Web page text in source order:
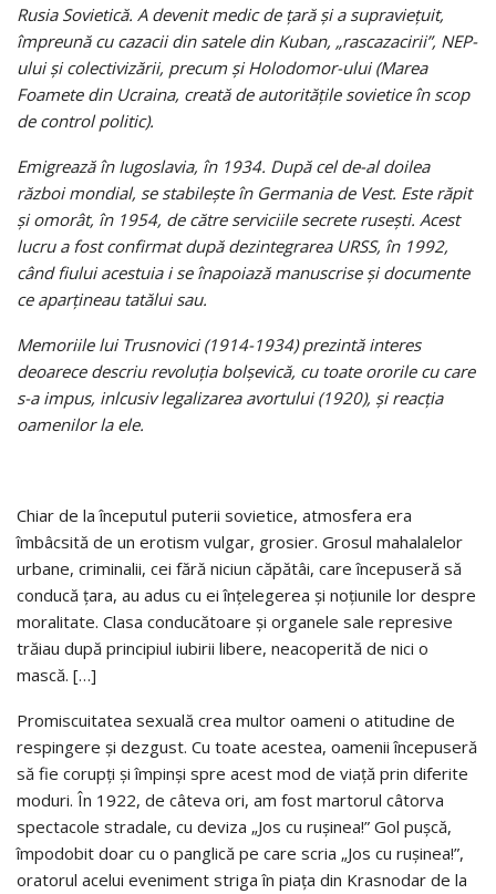
Rusia Sovietică. A devenit medic de țară și a supraviețuit,
împreună cu cazacii din satele din Kuban, „rascazacirii”, NEP-
ului și colectivizării, precum și Holodomor-ului (Marea
Foamete din Ucraina, creată de autoritățile sovietice în scop
de control politic).
Emigrează în Iugoslavia, în 1934. După cel de-al doilea
război mondial, se stabilește în Germania de Vest. Este răpit
și omorât, în 1954, de către serviciile secrete rusești. Acest
lucru a fost confirmat după dezintegrarea URSS, în 1992,
când fiului acestuia i se înapoiază manuscrise și documente
ce aparțineau tatălui sau.
Memoriile lui Trusnovici (1914-1934) prezintă interes
deoarece descriu revoluția bolșevică, cu toate ororile cu care
s-a impus, inlcusiv legalizarea avortului (1920), și reacția
oamenilor la ele.
Chiar de la începutul puterii sovietice, atmosfera era
îmbâcsită de un erotism vulgar, grosier. Grosul mahalalelor
urbane, criminalii, cei fără niciun căpătâi, care începuseră să
conducă țara, au adus cu ei înțelegerea și noțiunile lor despre
moralitate. Clasa conducătoare și organele sale represive
trăiau după principiul iubirii libere, neacoperită de nici o
mască. […]
Promiscuitatea sexuală crea multor oameni o atitudine de
respingere și dezgust. Cu toate acestea, oamenii începuseră
să fie corupți și împinși spre acest mod de viață prin diferite
moduri. În 1922, de câteva ori, am fost martorul câtorva
spectacole stradale, cu deviza „Jos cu rușinea!” Gol pușcă,
împodobit doar cu o panglică pe care scria „Jos cu rușinea!”,
oratorul acelui eveniment striga în piața din Krasnodar de la